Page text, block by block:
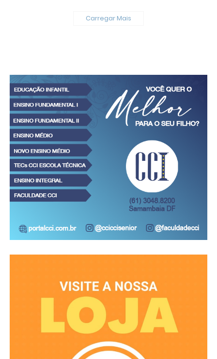
Carregar Mais